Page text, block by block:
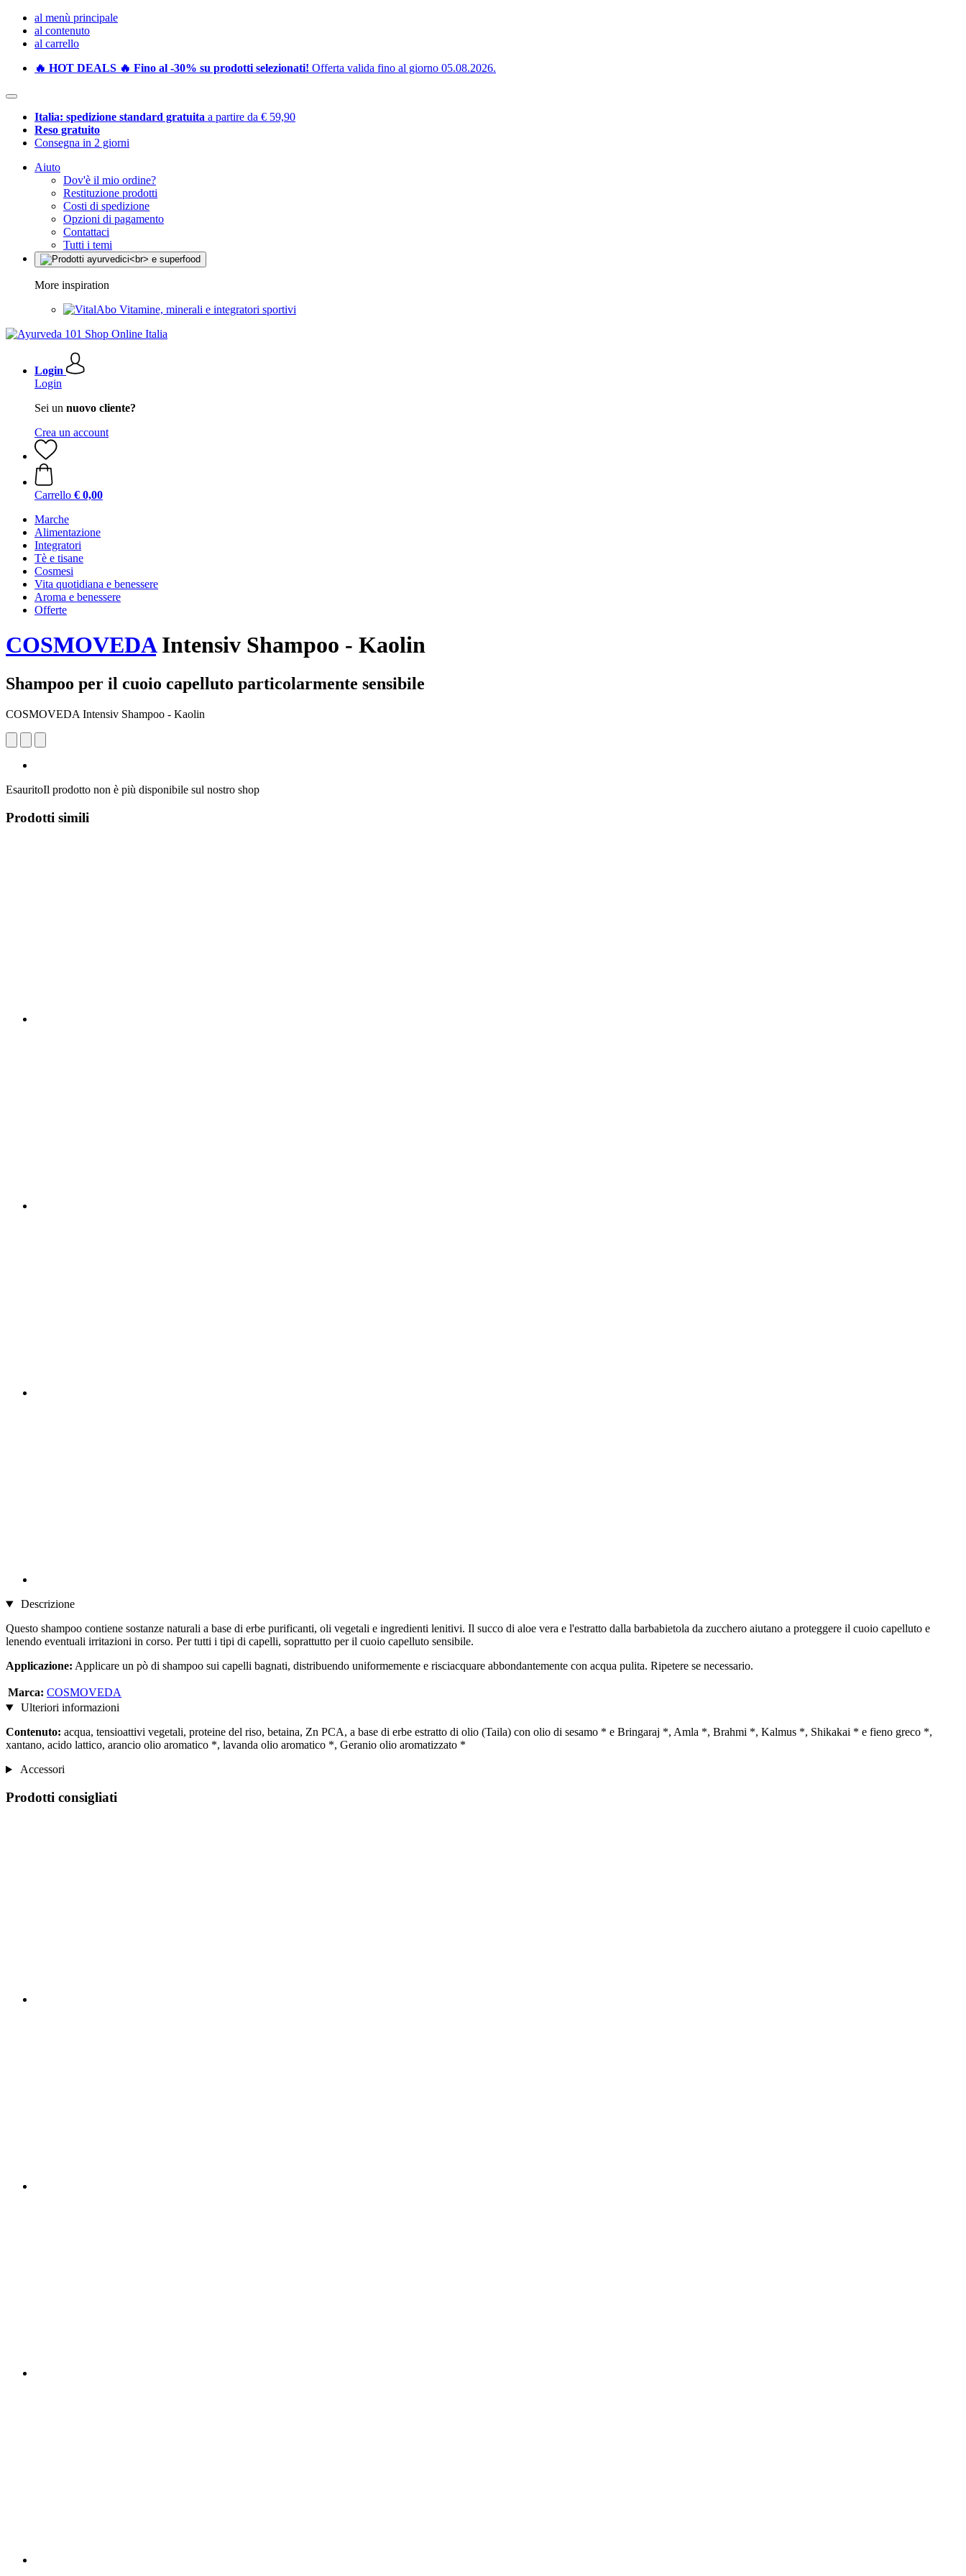
al menù principale
al contenuto
al carrello
🔥 HOT DEALS 🔥 Fino al -30% su prodotti selezionati! Offerta valida fino al giorno 05.08.2026.
Italia: spedizione standard gratuita a partire da € 59,90
Reso gratuito
Consegna in 2 giorni
Aiuto
Dov'è il mio ordine?
Restituzione prodotti
Costi di spedizione
Opzioni di pagamento
Contattaci
Tutti i temi
More inspiration
Vitamine, minerali e integratori sportivi
Login
Login
Sei un nuovo cliente?
Crea un account
Carrello € 0,00
Marche
Alimentazione
Integratori
Tè e tisane
Cosmesi
Vita quotidiana e benessere
Aroma e benessere
Offerte
COSMOVEDAIntensiv Shampoo - Kaolin
Shampoo per il cuoio capelluto particolarmente sensibile
COSMOVEDA Intensiv Shampoo - Kaolin
EsauritoIl prodotto non è più disponibile sul nostro shop
Prodotti simili
Descrizione
Questo shampoo contiene sostanze naturali a base di erbe purificanti, oli vegetali e ingredienti lenitivi. Il succo di aloe vera e l'estratto dalla barbabietola da zucchero aiutano a proteggere il cuoio capelluto e
lenendo eventuali irritazioni in corso. Per tutti i tipi di capelli, soprattutto per il cuoio capelluto sensibile.
Applicazione: Applicare un pò di shampoo sui capelli bagnati, distribuendo uniformemente e risciacquare abbondantemente con acqua pulita. Ripetere se necessario.
Marca: COSMOVEDA
Ulteriori informazioni
Contenuto: acqua, tensioattivi vegetali, proteine del riso, betaina, Zn PCA, a base di erbe estratto di olio (Taila) con olio di sesamo * e Bringaraj *, Amla *, Brahmi *, Kalmus *, Shikakai * e fieno greco *,
xantano, acido lattico, arancio olio aromatico *, lavanda olio aromatico *, Geranio olio aromatizzato *
Accessori
Prodotti consigliati